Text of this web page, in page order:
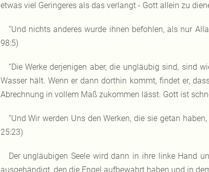
etwas viel Geringeres als das verlangt - Gott allein zu
“Und nichts anderes wurde ihnen befohlen, als nur
98:5)
“Die Werke derjenigen aber, die ungläubig sind, sind
Wasser hält. Wenn er dann dorthin kommt, findet er,
Abrechnung in vollem Maß zukommen lässt. Gott ist
“Und Wir werden Uns den Werken, die sie getan
25:23)
Der ungläubigen Seele wird dann in ihre linke Hand
ausgehändigt, den die Engel aufbewahrt haben und in